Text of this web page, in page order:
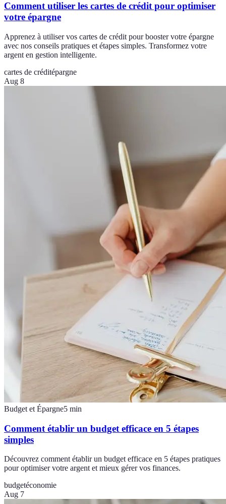
Comment utiliser les cartes de crédit pour optimiser
votre épargne
Apprenez à utiliser vos cartes de crédit pour booster votre épargne
avec nos conseils pratiques et étapes simples. Transformez votre
argent en gestion intelligente.
cartes de créditépargne
Aug 8
Budget et Épargne5 min
Comment établir un budget efficace en 5 étapes
simples
Découvrez comment établir un budget efficace en 5 étapes pratiques
pour optimiser votre argent et mieux gérer vos finances.
budgetéconomie
Aug 7